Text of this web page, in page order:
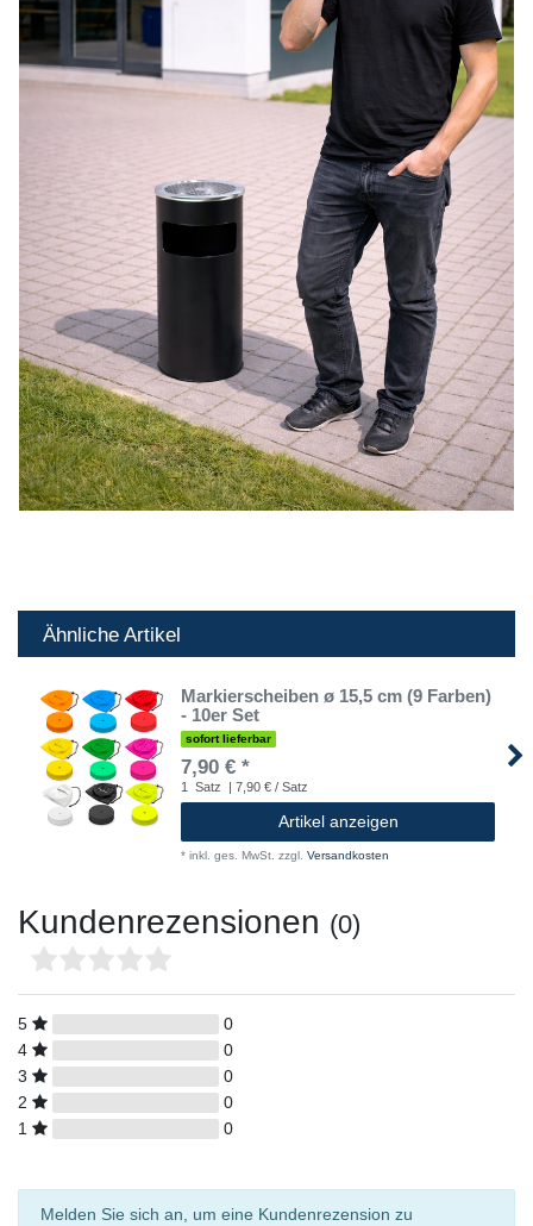
Ähnliche Artikel
Markierscheiben ø 15,5 cm (9 Farben)
- 10er Set
sofort lieferbar
7,90 € *
1 Satz | 7,90 € / Satz
Artikel anzeigen
* inkl. ges. MwSt. zzgl. Versandkosten
Kundenrezensionen (0)
5
0
4
0
3
0
2
0
1
0
Melden Sie sich an, um eine Kundenrezension zu